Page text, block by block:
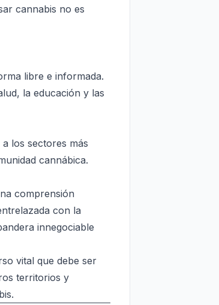
cannabis no es
libre e informada.
la educación y las
los sectores más
cannábica.
comprensión
con la
innegociable
vital que debe ser
territorios y